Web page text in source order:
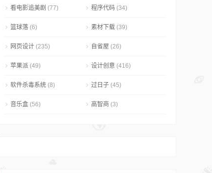
看电影追美剧 (77) 程序代码 (34)
篮球落 (6) 素材下载 (39)
网页设计 (235) 自省屋 (26)
苹果派 (49) 设计创意 (416)
软件杀毒系统 (8) 过日子 (45)
音乐盒 (56) 高智商 (3)